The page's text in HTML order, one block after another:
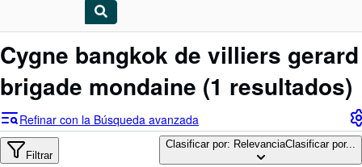
Consultar mis pedidos
Cerrar sesión
Búsqueda avanzada
Colecciones
Cygne bangkok de villiers gerard
brigade mondaine (1 resultados)
Refinar con la Búsqueda avanzada
Filtrar
Clasificar por: RelevanciaClasificar por...